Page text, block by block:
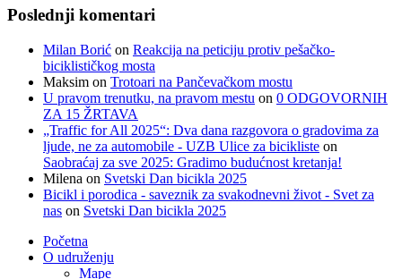
Poslednji komentari
Milan Borić on Reakcija na peticiju protiv pešačko-
biciklističkog mosta
Maksim on Trotoari na Pančevačkom mostu
U pravom trenutku, na pravom mestu on 0 ODGOVORNIH
ZA 15 ŽRTAVA
„Traffic for All 2025“: Dva dana razgovora o gradovima za
ljude, ne za automobile - UZB Ulice za bicikliste on
Saobraćaj za sve 2025: Gradimo budućnost kretanja!
Milena on Svetski Dan bicikla 2025
Bicikl i porodica - saveznik za svakodnevni život - Svet za
nas on Svetski Dan bicikla 2025
Početna
O udruženju
Mape